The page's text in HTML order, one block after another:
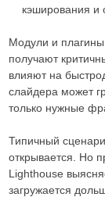
кэширования и
Модули и
получают
влияют на
слайдера может
только нужные
Типичный
открывается. Но
Lighthouse
загружается